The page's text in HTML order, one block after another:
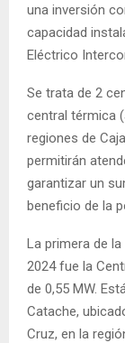
una inversión
capacidad
Eléctrico
Se trata de 2
central térmica
regiones de
permitirán
garantizar un
beneficio de la
La primera de
2024 fue la
de 0,55 MW.
Catache,
Cruz, en la